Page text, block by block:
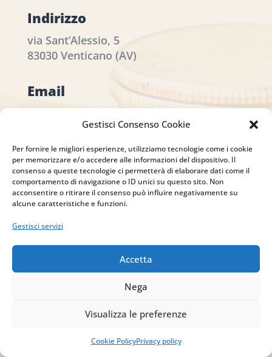
Gestisci Consenso Cookie
Per fornire le migliori esperienze, utilizziamo tecnologie come i cookie
per memorizzare e/o accedere alle informazioni del dispositivo. Il
consenso a queste tecnologie ci permetterà di elaborare dati come il
comportamento di navigazione o ID unici su questo sito. Non
acconsentire o ritirare il consenso può influire negativamente su
alcune caratteristiche e funzioni.
Gestisci servizi
Accetta
Nega
Visualizza le preferenze
Cookie PolicyPrivacy policy
Indirizzo
via Sant’Alessio, 5
83030 Venticano (AV)
Email
info@studiopizzano.it
P.IVA
IT02754810642
ISCRIVITI ALLA
Per restare sempre aggiornato su tutte le
novità, clicca sul pulsante qui sotto e
iscriviti alla nostra newsletter.
ISCRIVITI ALLA
NEWSLETTER